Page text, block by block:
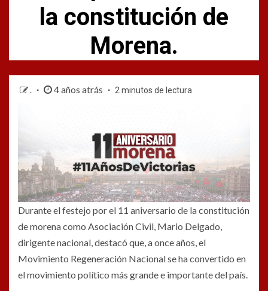
la constitución de
Morena.
. 4 años atrás 2 minutos de lectura
Durante el festejo por el 11 aniversario de la constitución
de morena como Asociación Civil, Mario Delgado,
dirigente nacional, destacó que, a once años, el
Movimiento Regeneración Nacional se ha convertido en
el movimiento político más grande e importante del país.